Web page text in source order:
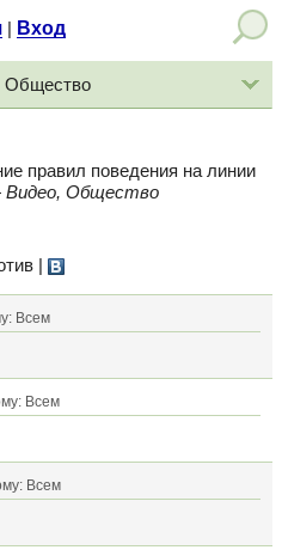
Вход
Общество
правил поведения на линии
Видео, Общество
Всем
Всем
Всем